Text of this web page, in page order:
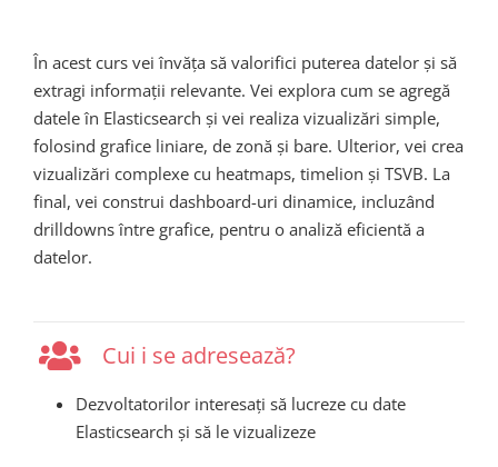
În acest curs vei învăța să valorifici puterea datelor și să
extragi informații relevante. Vei explora cum se agregă
datele în Elasticsearch și vei realiza vizualizări simple,
folosind grafice liniare, de zonă și bare. Ulterior, vei crea
vizualizări complexe cu heatmaps, timelion și TSVB. La
final, vei construi dashboard-uri dinamice, incluzând
drilldowns între grafice, pentru o analiză eficientă a
datelor.
Cui i se adresează?
Dezvoltatorilor interesați să lucreze cu date
Elasticsearch și să le vizualizeze